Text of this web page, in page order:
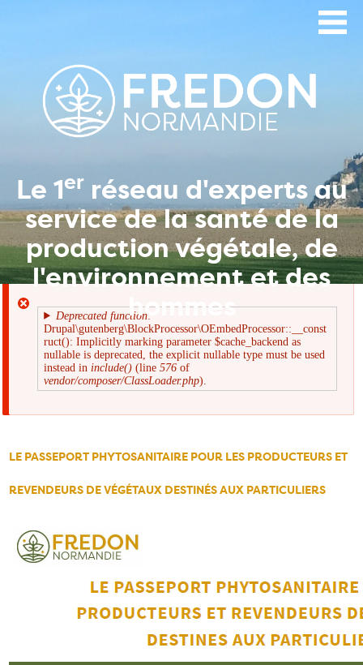
Le 1erréseau d'experts au
service de la santé de la
production végétale, de
l'environnement et des
hommes
Message
d'erreur
Deprecated function:
Drupal\gutenberg\BlockProcessor\OEmbedProcessor::__const
ruct(): Implicitly marking parameter $cache_backend as
nullable is deprecated, the explicit nullable type must be used
instead in include() (line576 of
vendor/composer/ClassLoader.php).
LE PASSEPORT PHYTOSANITAIRE POUR LES PRODUCTEURS ET
REVENDEURS DE VÉGÉTAUX DESTINÉS AUX PARTICULIERS